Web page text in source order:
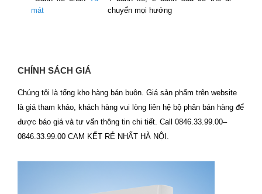
mát
chuyển mọi hướng
CHÍNH SÁCH GIÁ
Chúng tôi là tổng kho hàng bán buôn. Giá sản phẩm trên website
là giá tham khảo, khách hàng vui lòng liên hệ bộ phân bán hàng để
được báo giá và tư vấn thông tin chi tiết. Call 0846.33.99.00–
0846.33.99.00 CAM KẾT RẺ NHẤT HÀ NỘI.